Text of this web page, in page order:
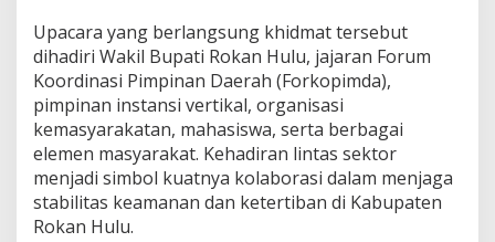
Upacara yang berlangsung khidmat tersebut
dihadiri Wakil Bupati Rokan Hulu, jajaran Forum
Koordinasi Pimpinan Daerah (Forkopimda),
pimpinan instansi vertikal, organisasi
kemasyarakatan, mahasiswa, serta berbagai
elemen masyarakat. Kehadiran lintas sektor
menjadi simbol kuatnya kolaborasi dalam menjaga
stabilitas keamanan dan ketertiban di Kabupaten
Rokan Hulu.